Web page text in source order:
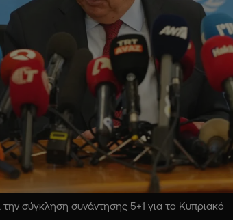
σύγκληση συνάντησης 5+1 για το Κυπριακό